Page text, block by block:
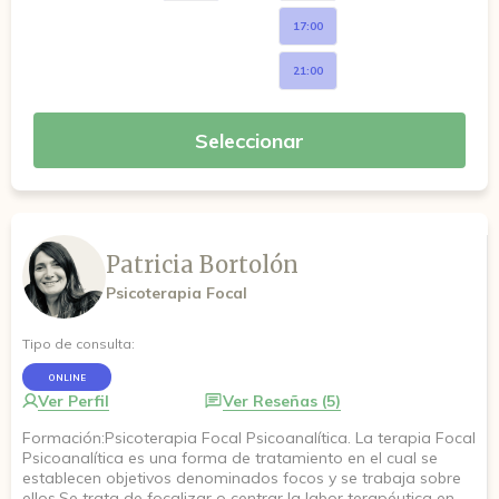
17:00
21:00
Seleccionar
Patricia Bortolón
Psicoterapia Focal
Tipo de consulta:
ONLINE
Ver Perfil
Ver Reseñas (5)
Formación:Psicoterapia Focal Psicoanalítica. La terapia Focal
Psicoanalítica es una forma de tratamiento en el cual se
establecen objetivos denominados focos y se trabaja sobre